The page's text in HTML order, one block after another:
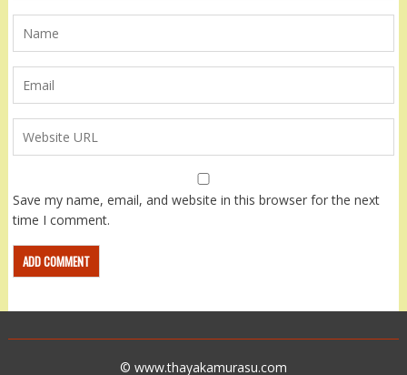
Save my name, email, and website in this browser for the next
time I comment.
© www.thayakamurasu.com